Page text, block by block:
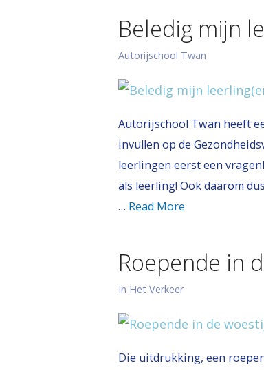
Beledig mijn
Autorijschool Twan
Autorijschool Twan heeft
invullen op de
leerlingen eerst een
als leerling! Ook daarom
… Read More
Roepende in
In Het Verkeer
Die uitdrukking, een